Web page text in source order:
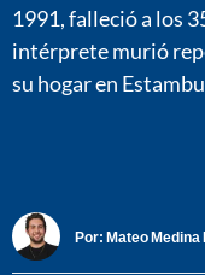
1991, falleció a los
intérprete murió
su hogar en
Por: Mateo